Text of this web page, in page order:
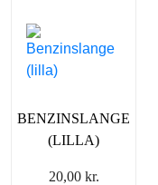
BENZINSLANGE
(LILLA)
20,00 kr.